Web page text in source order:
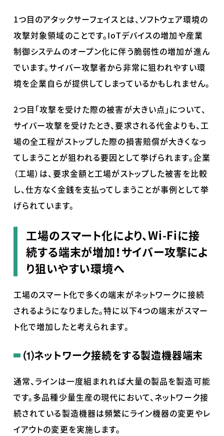
1つ目のアタックサーフェイスとは、ソフトウェア環境の
攻撃対象領域のことです。IoTデバイスの増加や産業
制御システムのオープン化に伴う脆弱性の増加が進ん
でいます。サイバー攻撃者から非常に狙われやすい環
境を企業自らが提供してしまっているかもしれません。
2つ目「攻撃を受けた際の被害が大きい点」について、
サイバー攻撃を受けたとき、要求される代金よりも、工
場の全工程がストップした際の損害賠償が大きくなっ
てしまうことが狙われる要因として挙げられます。企業
（工場）は、要求金額と工場がストップした被害を比較
し、仕方なく金銭を支払ってしまうことが事例として挙
げられています。
工場のスマート化により、Wi-Fiに接
続する端末が増加！サイバー攻撃によ
り狙いやすい環境へ
工場のスマート化で多くの端末がネットワークに接続
されるようになりました。特に以下4つの端末がスマー
ト化で増加したと考えられます。
⑴ネットワーク接続をする製造機器端末
通常、ラインは一度組まれれば大量の製品を製造可能
です。多品種少量生産の現代において、ネットワーク接
続されている製造機器は頻繁にライン機器の変更やレ
イアウトの変更を実施します。